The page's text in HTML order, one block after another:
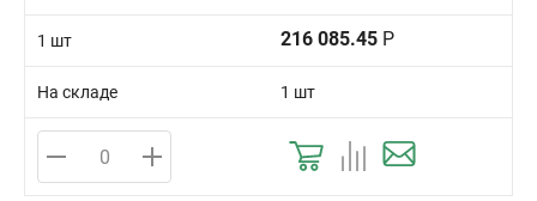
1 шт 216 085.45 Р
На складе 1 шт